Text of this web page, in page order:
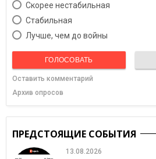
Скорее нестабильная
Cтабильная
Лучше, чем до войны
ГОЛОСОВАТЬ
Оставить комментарий
Архив опросов
ПРЕДСТОЯЩИЕ СОБЫТИЯ
13.08.2026